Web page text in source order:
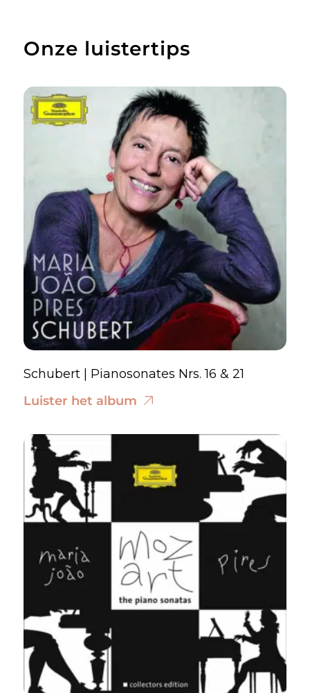
Onze luistertips
Schubert | Pianosonates Nrs. 16 & 21
Luister het album